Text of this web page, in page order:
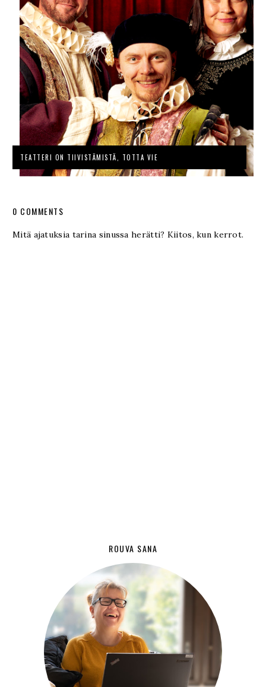
TEATTERI ON TIIVISTÄMISTÄ, TOTTA VIE
0 COMMENTS
Mitä ajatuksia tarina sinussa herätti? Kiitos, kun kerrot.
ROUVA SANA